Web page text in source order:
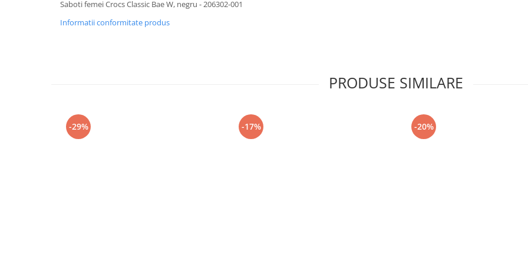
Saboti femei Crocs Classic Bae W, negru - 206302-001
Informatii conformitate produs
PRODUSE SIMILARE
-29% -17% -20%